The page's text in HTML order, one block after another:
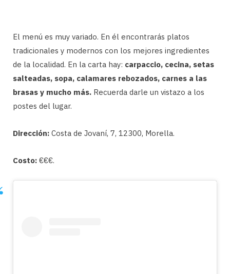
El menú es muy variado. En él encontrarás platos
tradicionales y modernos con los mejores ingredientes
de la localidad. En la carta hay: carpaccio, cecina, setas
salteadas, sopa, calamares rebozados, carnes a las
brasas y mucho más. Recuerda darle un vistazo a los
postes del lugar.
Dirección: Costa de Jovaní, 7, 12300, Morella.
Costo: €€€.